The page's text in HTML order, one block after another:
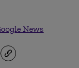
News